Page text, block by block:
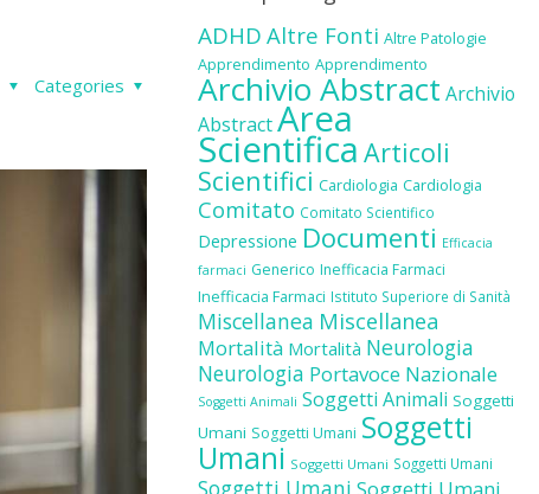
Categories
ADHD Altre Fonti Altre Patologie
Apprendimento Apprendimento
Archivio Abstract Archivio
AbstractArea
Scientifica Articoli
Scientifici Cardiologia Cardiologia
Comitato Comitato Scientifico
Depressione Documenti Efficacia
farmaci Generico Inefficacia Farmaci
Inefficacia Farmaci Istituto Superiore di Sanità
Miscellanea Miscellanea
Mortalità Mortalità Neurologia
Neurologia Portavoce Nazionale
Soggetti Animali Soggetti Animali Soggetti
Umani Soggetti Umani Soggetti
Umani Soggetti Umani Soggetti Umani
Soggetti Umani